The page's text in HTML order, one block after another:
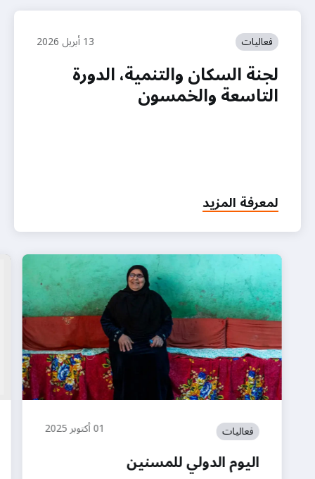
فعاليات 13 أبريل 2026
لجنة السكان والتنمية، الدورة
التاسعة والخمسون
لمعرفة المزيد
فعاليات 01 أكتوبر 2025
اليوم الدولي للمسنين